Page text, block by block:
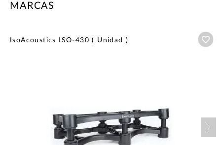
MARCAS
IsoAcoustics ISO-430 ( Unidad )